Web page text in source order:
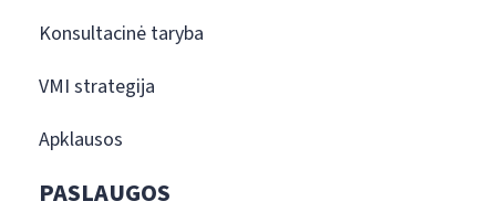
Konsultacinė taryba
VMI strategija
Apklausos
PASLAUGOS